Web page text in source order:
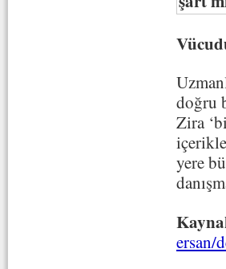
doğru
Zira
yere
ersan/